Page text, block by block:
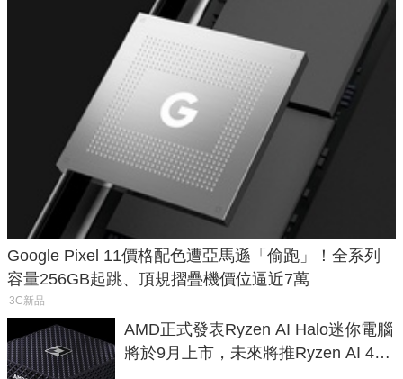
Google Pixel 11價格配色遭亞馬遜「偷跑」！全系列
容量256GB起跳、頂規摺疊機價位逼近7萬
3C新品
AMD正式發表Ryzen AI Halo迷你電腦
將於9月上市，未來將推Ryzen AI 400